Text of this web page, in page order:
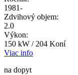
1981-
Zdvihový objem:
2.0
Výkon:
150 kW / 204 Koní
Viac info
na dopyt